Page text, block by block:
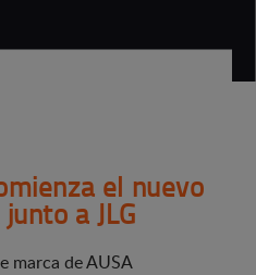
el nuevo
a JLG
marca de AUSA